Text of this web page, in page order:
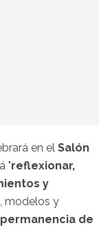
en el Salón
"reflexionar,
y
modelos y
de